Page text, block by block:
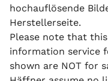
hochauflösende
Herstellerseite.
Please note that
information service
shown are NOT for